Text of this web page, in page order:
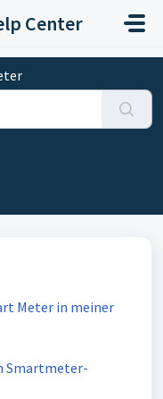
Center
Meter in meiner
Smartmeter-